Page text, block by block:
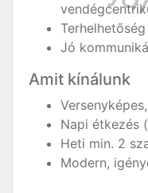
Terhelhetőség
Jó
Amit kínálunk
Napi étkezés
Heti min. 2
Modern,